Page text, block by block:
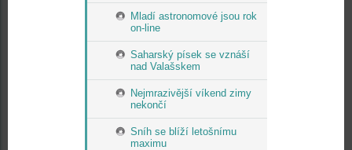
Mladí astronomové jsou rok
on-line
Saharský písek se vznáší
nad Valašskem
Nejmrazivější víkend zimy
nekončí
Sníh se blíží letošnímu
maximu